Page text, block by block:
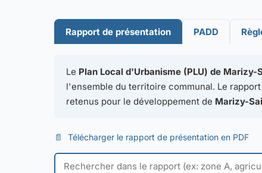
Rapport de présentation PADD
Le Plan Local d'Urbanisme (PLU) de Marizy-
l'ensemble du territoire communal. Le
retenus pour le développement de Marizy-
📄 Télécharger le rapport de présentation en PDF